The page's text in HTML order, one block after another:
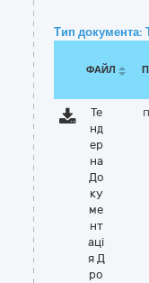
Тип документа:
ФАЙЛ
Те
нд
ер
на
До
ку
ме
нт
аці
я Д
ро